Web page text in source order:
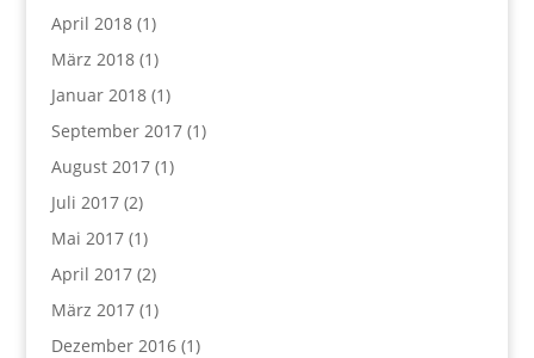
April 2018(1)
März 2018(1)
Januar 2018(1)
September 2017(1)
August 2017(1)
Juli 2017(2)
Mai 2017(1)
April 2017(2)
März 2017(1)
Dezember 2016(1)